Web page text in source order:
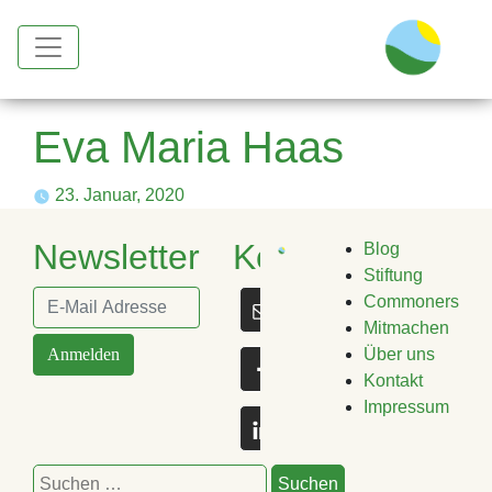
Eva Maria Haas
23. Januar, 2020
Newsletter
Anmelden
Kontakt
Blog
Stiftung
Commoners
Mitmachen
Über uns
Kontakt
Impressum
Suchen